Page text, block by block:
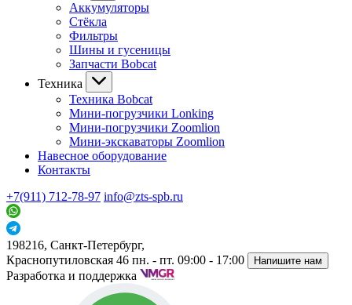
Аккумуляторы
Стёкла
Фильтры
Шины и гусеницы
Запчасти Bobcat
Техника
Техника Bobcat
Мини-погрузчики Lonking
Мини-погрузчики Zoomlion
Мини-экскаваторы Zoomlion
Навесное оборудование
Контакты
+7(911) 712-78-97 info@zts-spb.ru
198216, Санкт-Петербург,
Краснопутиловская 46 пн. - пт. 09:00 - 17:00 Напишите нам
Разработка и поддержка